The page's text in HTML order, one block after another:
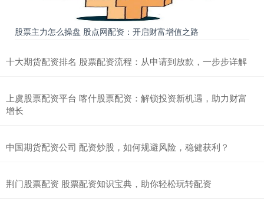
股票主力怎么操盘 股点网配资：开启财富增值之路
十大期货配资排名 股票配资流程：从申请到放款，一步步详解
上虞股票配资平台 喀什股票配资：解锁投资新机遇，助力财富
增长
中国期货配资公司 配资炒股，如何规避风险，稳健获利？
荆门股票配资 股票配资知识宝典，助你轻松玩转配资